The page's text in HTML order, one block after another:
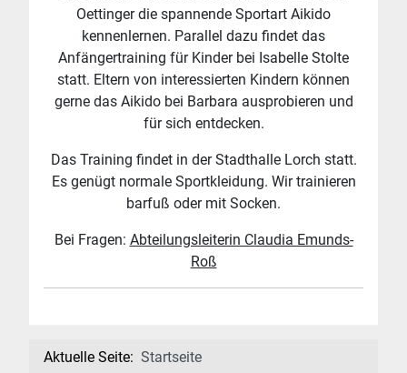
Oettinger die spannende Sportart Aikido
kennenlernen. Parallel dazu findet das
Anfängertraining für Kinder bei Isabelle Stolte
statt. Eltern von interessierten Kindern können
gerne das Aikido bei Barbara ausprobieren und
für sich entdecken.
Das Training findet in der Stadthalle Lorch statt.
Es genügt normale Sportkleidung. Wir trainieren
barfuß oder mit Socken.
Bei Fragen: Abteilungsleiterin Claudia Emunds-
Roß
Aktuelle Seite: Startseite